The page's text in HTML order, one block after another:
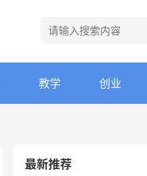
教学 创业
最新推荐